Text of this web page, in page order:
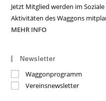
Jetzt Mitglied werden im
Aktivitäten des Waggons
MEHR INFO
Newsletter
Waggonprogramm
Vereinsnewsletter